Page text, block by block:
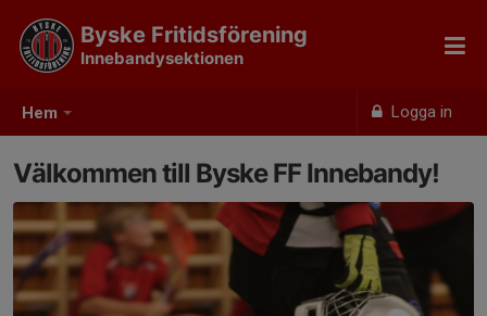
Hem Logga in
Byske Fritidsförening
Innebandysektionen
Välkommen till Byske FF Innebandy!